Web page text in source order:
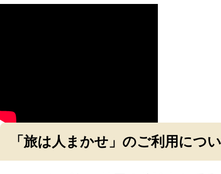
「旅は人まかせ」のご利用につ